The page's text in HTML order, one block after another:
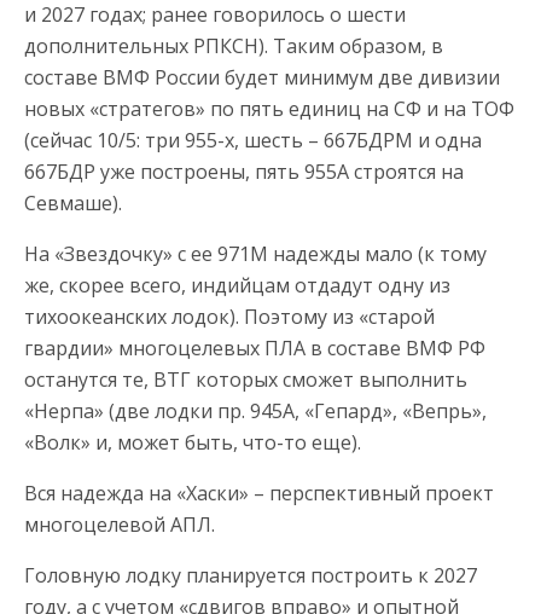
и 2027 годах; ранее говорилось о шести
дополнительных РПКСН). Таким образом, в
составе ВМФ России будет минимум две дивизии
новых «стратегов» по пять единиц на СФ и на ТОФ
(сейчас 10/5: три 955-х, шесть – 667БДРМ и одна
667БДР уже построены, пять 955А строятся на
Севмаше).
На «Звездочку» с ее 971М надежды мало (к тому
же, скорее всего, индийцам отдадут одну из
тихоокеанских лодок). Поэтому из «старой
гвардии» многоцелевых ПЛА в составе ВМФ РФ
останутся те, ВТГ которых сможет выполнить
«Нерпа» (две лодки пр. 945А, «Гепард», «Вепрь»,
«Волк» и, может быть, что-то еще).
Вся надежда на «Хаски» – перспективный проект
многоцелевой АПЛ.
Головную лодку планируется построить к 2027
году, а с учетом «сдвигов вправо» и опытной